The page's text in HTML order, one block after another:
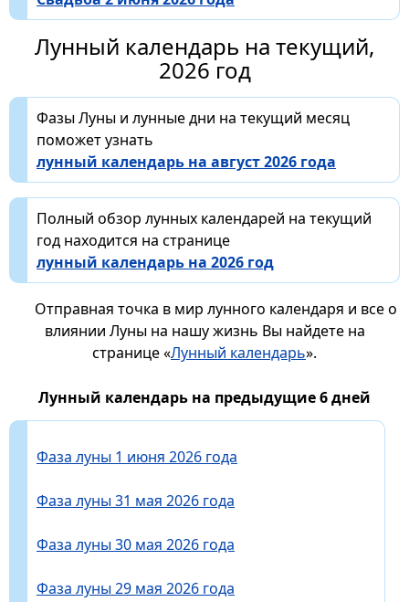
Лунный календарь на текущий,
2026 год
Фазы Луны и лунные дни на текущий месяц
поможет узнать
лунный календарь на август 2026 года
Полный обзор лунных календарей на текущий
год находится на странице
лунный календарь на 2026 год
Отправная точка в мир лунного календаря и все о
влиянии Луны на нашу жизнь Вы найдете на
странице «Лунный календарь».
Лунный календарь на предыдущие 6 дней
Фаза луны 1 июня 2026 года
Фаза луны 31 мая 2026 года
Фаза луны 30 мая 2026 года
Фаза луны 29 мая 2026 года